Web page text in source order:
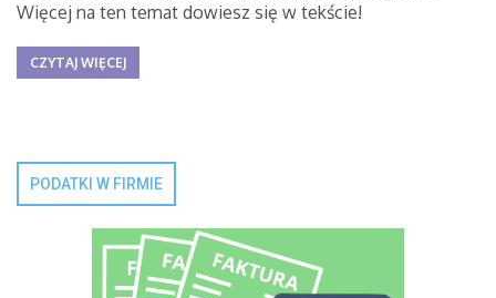
Więcej na ten temat dowiesz się w tekście!
CZYTAJ WIĘCEJ
PODATKI W FIRMIE